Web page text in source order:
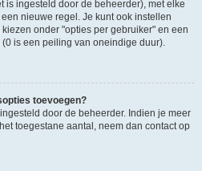
is ingesteld door de beheerder), met elke
nieuwe regel. Je kunt ook instellen
onder "opties per gebruiker" en een
is een peiling van oneindige duur).
toevoegen?
door de beheerder. Indien je meer
toegestane aantal, neem dan contact op